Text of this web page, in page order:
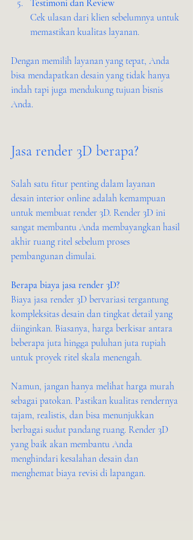
Testimoni dan Review
Cek ulasan dari klien sebelumnya untuk
memastikan kualitas layanan.
Dengan memilih layanan yang tepat, Anda
bisa mendapatkan desain yang tidak hanya
indah tapi juga mendukung tujuan bisnis
Anda.
Jasa render 3D berapa?
Salah satu fitur penting dalam layanan
desain interior online adalah kemampuan
untuk membuat render 3D. Render 3D ini
sangat membantu Anda membayangkan hasil
akhir ruang ritel sebelum proses
pembangunan dimulai.
Berapa biaya jasa render 3D?
Biaya jasa render 3D bervariasi tergantung
kompleksitas desain dan tingkat detail yang
diinginkan. Biasanya, harga berkisar antara
beberapa juta hingga puluhan juta rupiah
untuk proyek ritel skala menengah.
Namun, jangan hanya melihat harga murah
sebagai patokan. Pastikan kualitas rendernya
tajam, realistis, dan bisa menunjukkan
berbagai sudut pandang ruang. Render 3D
yang baik akan membantu Anda
menghindari kesalahan desain dan
menghemat biaya revisi di lapangan.